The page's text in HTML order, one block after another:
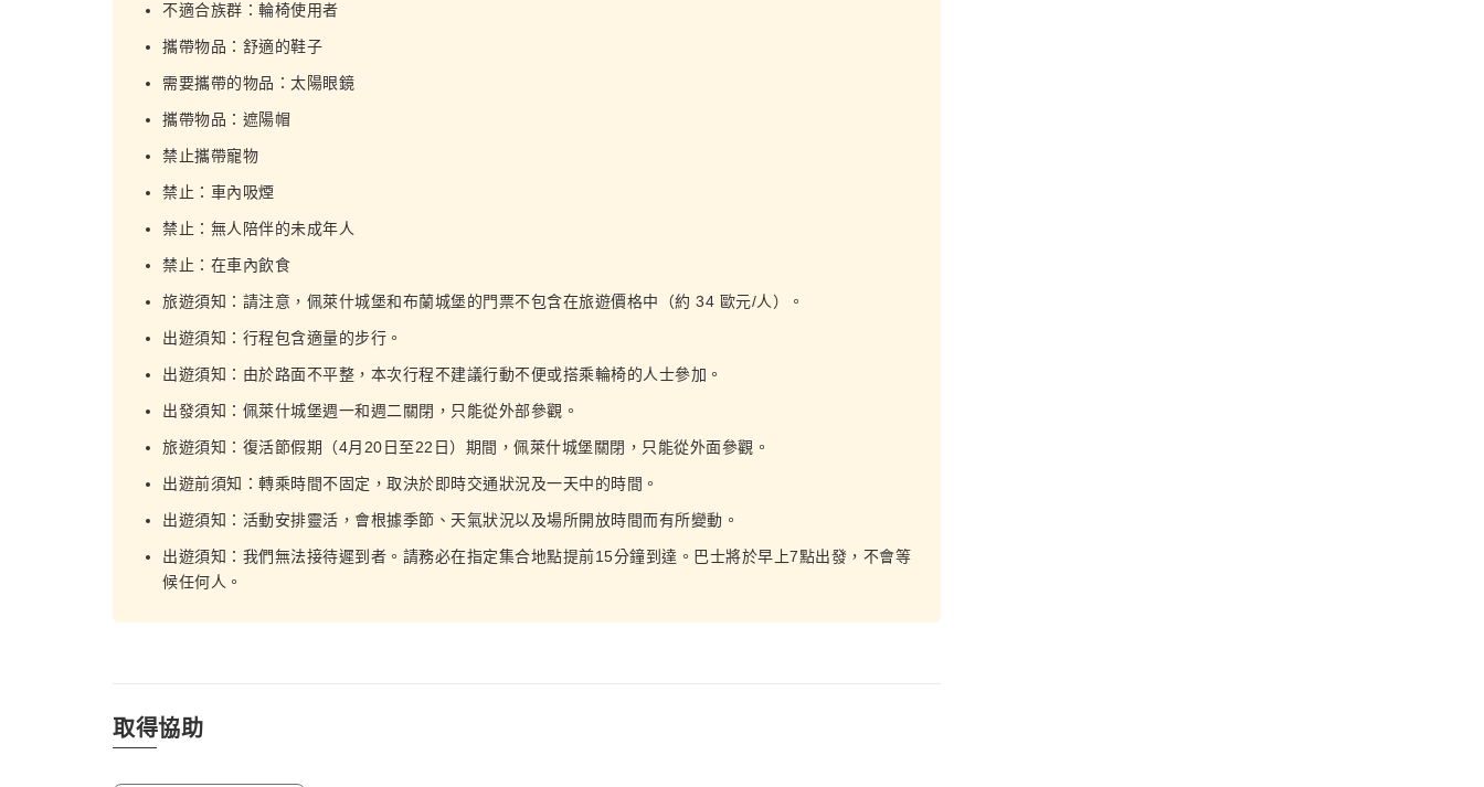
不適合族群：輪椅使用者
攜帶物品：舒適的鞋子
需要攜帶的物品：太陽眼鏡
攜帶物品：遮陽帽
禁止攜帶寵物
禁止：車內吸煙
禁止：無人陪伴的未成年人
禁止：在車內飲食
旅遊須知：請注意，佩萊什城堡和布蘭城堡的門票不包含在旅遊價格中（約 34 歐元/人）。
出遊須知：行程包含適量的步行。
出遊須知：由於路面不平整，本次行程不建議行動不便或搭乘輪椅的人士參加。
出發須知：佩萊什城堡週一和週二關閉，只能從外部參觀。
旅遊須知：復活節假期（4月20日至22日）期間，佩萊什城堡關閉，只能從外面參觀。
出遊前須知：轉乘時間不固定，取決於即時交通狀況及一天中的時間。
出遊須知：活動安排靈活，會根據季節、天氣狀況以及場所開放時間而有所變動。
出遊須知：我們無法接待遲到者。請務必在指定集合地點提前15分鐘到達。巴士將於早上7點出發，不會等
候任何人。
取得協助